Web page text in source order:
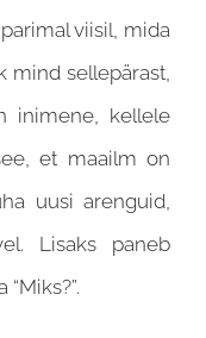
viisil, mida
mind sellepärast,
inimene, kellele
et maailm on
uusi arenguid,
Lisaks paneb